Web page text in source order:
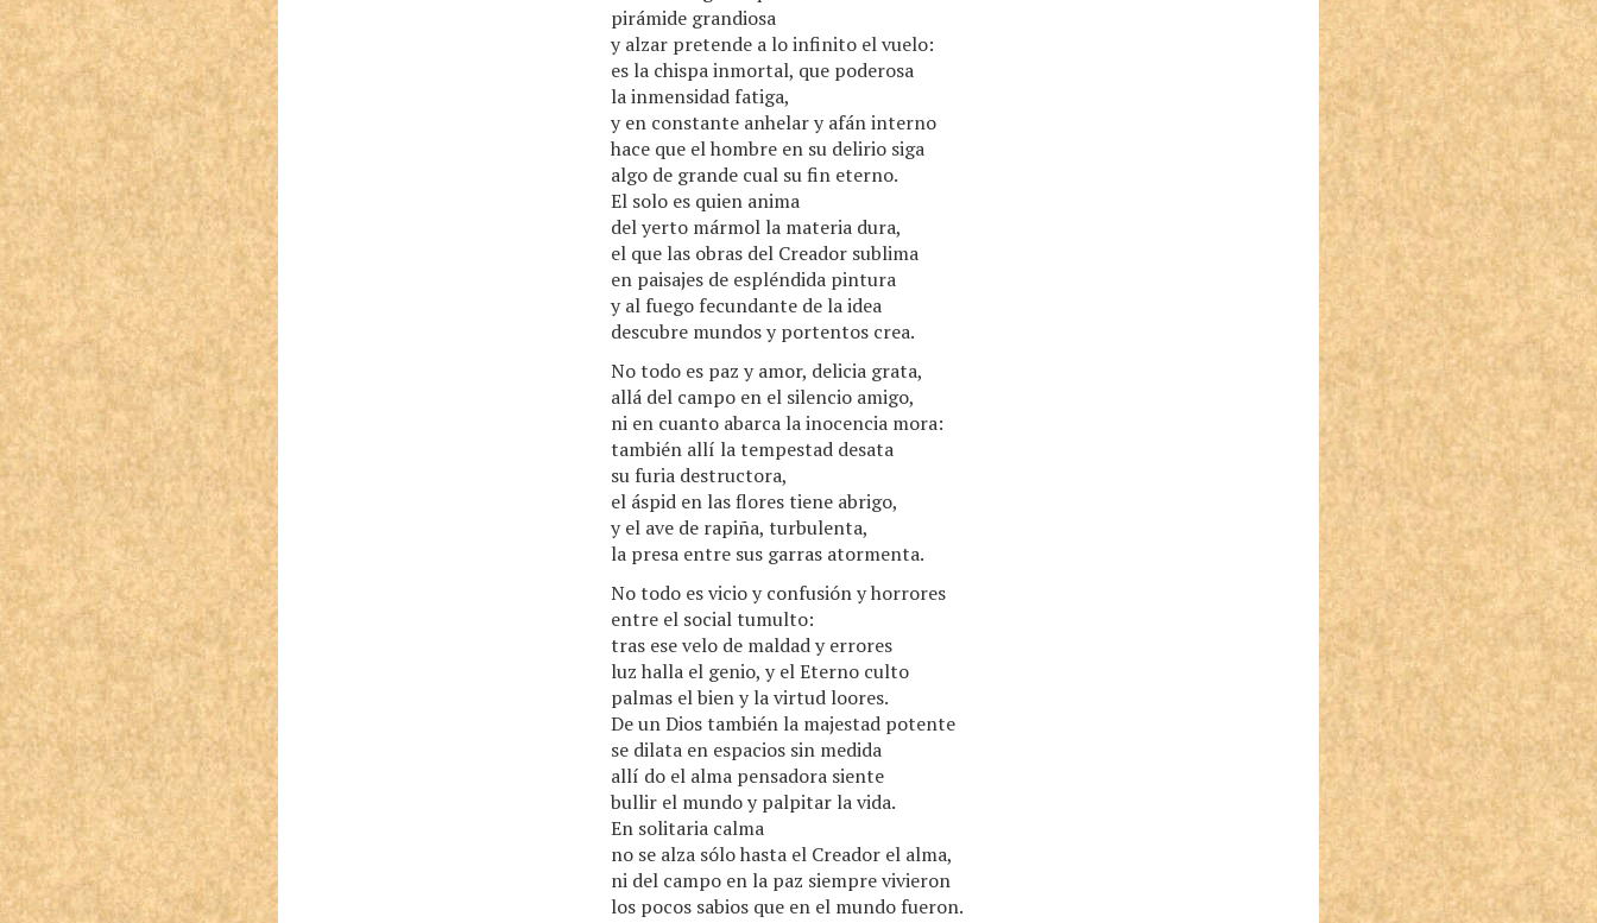
pirámide grandiosa
y alzar pretende a lo infinito el vuelo:
es la chispa inmortal, que poderosa
la inmensidad fatiga,
y en constante anhelar y afán interno
hace que el hombre en su delirio siga
algo de grande cual su fin eterno.
El solo es quien anima
del yerto mármol la materia dura,
el que las obras del Creador sublima
en paisajes de espléndida pintura
y al fuego fecundante de la idea
descubre mundos y portentos crea.
No todo es paz y amor, delicia grata,
allá del campo en el silencio amigo,
ni en cuanto abarca la inocencia mora:
también allí la tempestad desata
su furia destructora,
el áspid en las flores tiene abrigo,
y el ave de rapiña, turbulenta,
la presa entre sus garras atormenta.
No todo es vicio y confusión y horrores
entre el social tumulto:
tras ese velo de maldad y errores
luz halla el genio, y el Eterno culto
palmas el bien y la virtud loores.
De un Dios también la majestad potente
se dilata en espacios sin medida
allí do el alma pensadora siente
bullir el mundo y palpitar la vida.
En solitaria calma
no se alza sólo hasta el Creador el alma,
ni del campo en la paz siempre vivieron
los pocos sabios que en el mundo fueron.